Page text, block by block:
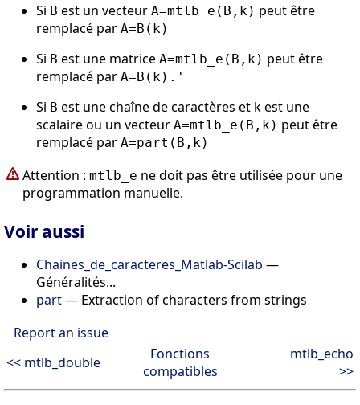
Si B est un vecteur A=mtlb_e(B,k) peut être
remplacé par A=B(k)
Si B est une matrice A=mtlb_e(B,k) peut être
remplacé par A=B(k).'
Si B est une chaîne de caractères et k est une
scalaire ou un vecteur A=mtlb_e(B,k) peut être
remplacé par A=part(B,k)
Attention : mtlb_e ne doit pas être utilisée pour une
programmation manuelle.
Voir aussi
Chaines_de_caracteres_Matlab-Scilab —
Généralités...
part— Extraction of characters from strings
Report an issue
<< mtlb_double
Fonctions
compatibles
mtlb_echo
>>